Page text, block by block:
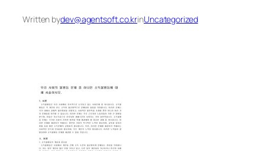
Written bydev@agentsoft.co.krinUncategorized